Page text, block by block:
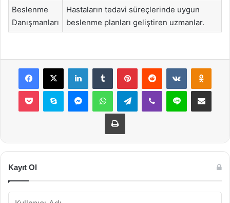
Beslenme
Danışmanları
Hastaların tedavi süreçlerinde uygun
beslenme planları geliştiren uzmanlar.
Facebook
X LinkedInTumblr PinterestReddit VKontakte
Pocket Skype MessengerWhatsAppTelegramViber Line E-Posta ile
Yazdır
Kayıt Ol